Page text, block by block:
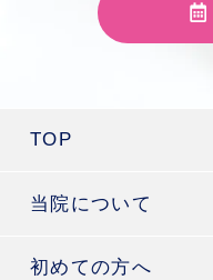
TOP
当院について
初めての方へ